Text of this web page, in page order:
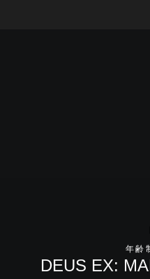
年齢
DEUS EX: